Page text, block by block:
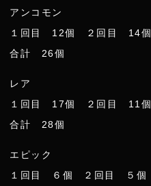
アンコモン
１回目 12個 ２回目 14個
合計 26個
レア
１回目 17個 ２回目 11個
合計 28個
エピック
１回目 ６個 ２回目 ５個